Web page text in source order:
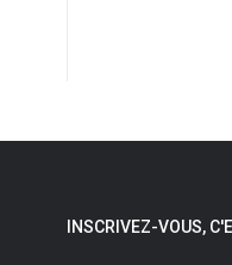
INSCRIVEZ-VOUS,